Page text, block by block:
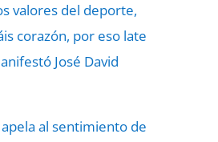
valores del deporte,
corazón, por eso late
José David
al sentimiento de